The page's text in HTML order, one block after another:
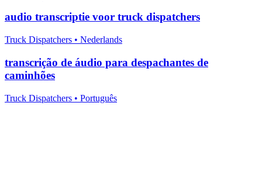
audio transcriptie voor truck dispatchers
Truck Dispatchers • Nederlands
transcrição de áudio para despachantes de
caminhões
Truck Dispatchers • Português